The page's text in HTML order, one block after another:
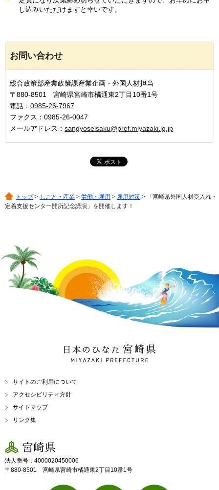
し込みいただけますと幸いです。
お問い合わせ
総合政策部産業政策課産業企画・外国人材担当
〒880-8501 宮崎県宮崎市橘通東2丁目10番1号
電話： 0985-26-7967
ファクス：0985-26-0047
メールアドレス： sangyoseisaku@pref.miyazaki.lg.jp
トップ> しごと・産業 > 労働・雇用 > 雇用対策 > 「宮崎県外国人材受入れ・
定着支援センター開所記念講演」を開催します！
日本のひなた 宮崎県
MIYAZAKI PREFECTURE
サイトのご利用について
アクセシビリティ方針
サイトマップ
リンク集
宮崎県
法人番号：4000020450006
〒880-8501 宮崎県宮崎市橘通東2丁目10番1号